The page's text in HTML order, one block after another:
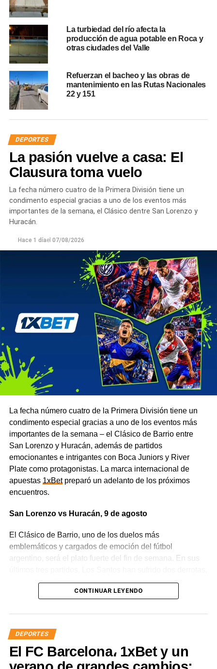
La turbiedad del río afecta la
producción de agua potable en Roca y
otras ciudades del Valle
Refuerzan el bacheo y las obras de
mantenimiento en las Rutas Nacionales
22 y 151
DEPORTES
La pasión vuelve a casa: El
Clausura toma vuelo
La fecha número cuatro de la Primera División tiene un
condimento especial gracias a uno de los eventos más
importantes de la semana, el Clásico dentre San Lorenzo y
Huracán.
Hace 1 díael 07/08/2026
La fecha número cuatro de la Primera División tiene un
condimento especial gracias a uno de los eventos más
importantes de la semana – el Clásico de Barrio entre
San Lorenzo y Huracán, además de partidos
emocionantes e intrigantes con Boca Juniors y River
Plate como protagonistas. La marca internacional de
apuestas 1xBetpreparó un adelanto de los próximos
encuentros.
San Lorenzo vs Huracán, 9 de agosto
El Clásico de Barrio, uno de los duelos más
emblemáticos y cargados de emoción del fútbol
argentino, será el plato fuerte del fin de semana. En sus
mientras que El Globo ha conseguido sumar cuatro
puntos. El cruce entre estos dos viejos rivales va mucho
a pelear no solo por mejorar su posición en la liga, sino
también por defender el honor de sus clubes.
En los últimos años, los partidos entre San Lorenzo y
Huracán no se han caracterizado precisamente por tener
CONTINUAR LEYENDO
DEPORTES
El FC Barcelona، 1xBet y un